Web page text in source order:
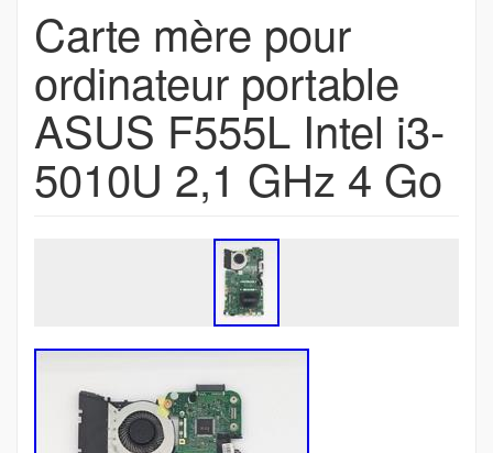
Carte mère pour
ordinateur portable
ASUS F555L Intel i3-
5010U 2,1 GHz 4 Go